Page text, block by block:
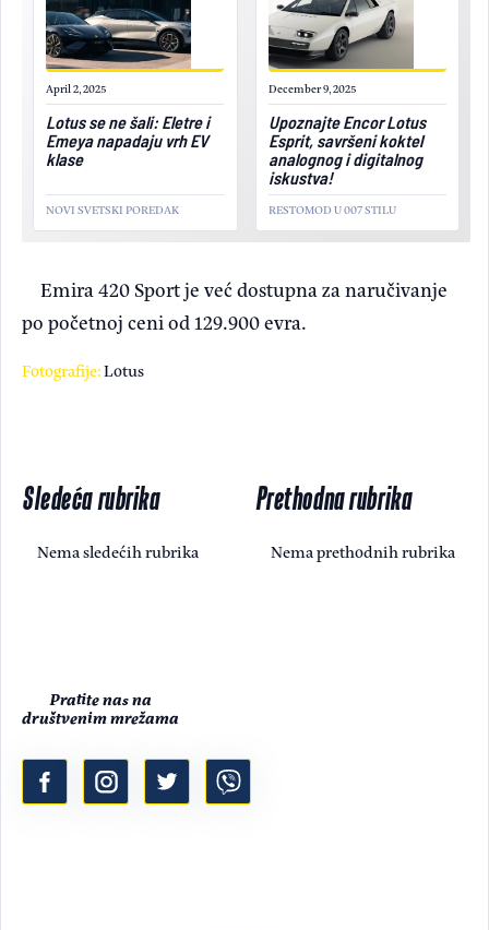
April 2, 2025
Lotus se ne šali: Eletre i
Emeya napadaju vrh EV
klase
NOVI SVETSKI POREDAK
December 9, 2025
Upoznajte Encor Lotus
Esprit, savršeni koktel
analognog i digitalnog
iskustva!
RESTOMOD U 007 STILU
Emira 420 Sport je već dostupna za naručivanje
po početnoj ceni od 129.900 evra.
Fotografije:Lotus
Sledeća rubrika
Nema sledećih rubrika
Prethodna rubrika
Nema prethodnih rubrika
Pratite nas na
društvenim mrežama